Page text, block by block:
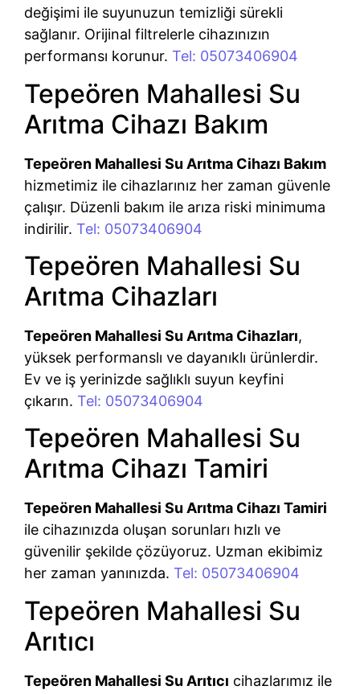
değişimi ile suyunuzun temizliği sürekli
sağlanır. Orijinal filtrelerle cihazınızın
performansı korunur. Tel: 05073406904
Tepeören Mahallesi Su
Arıtma Cihazı Bakım
Tepeören Mahallesi Su Arıtma Cihazı Bakım
hizmetimiz ile cihazlarınız her zaman güvenle
çalışır. Düzenli bakım ile arıza riski minimuma
indirilir. Tel: 05073406904
Tepeören Mahallesi Su
Arıtma Cihazları
Tepeören Mahallesi Su Arıtma Cihazları,
yüksek performanslı ve dayanıklı ürünlerdir.
Ev ve iş yerinizde sağlıklı suyun keyfini
çıkarın. Tel: 05073406904
Tepeören Mahallesi Su
Arıtma Cihazı Tamiri
Tepeören Mahallesi Su Arıtma Cihazı Tamiri
ile cihazınızda oluşan sorunları hızlı ve
güvenilir şekilde çözüyoruz. Uzman ekibimiz
her zaman yanınızda. Tel: 05073406904
Tepeören Mahallesi Su
Arıtıcı
Tepeören Mahallesi Su Arıtıcı cihazlarımız ile